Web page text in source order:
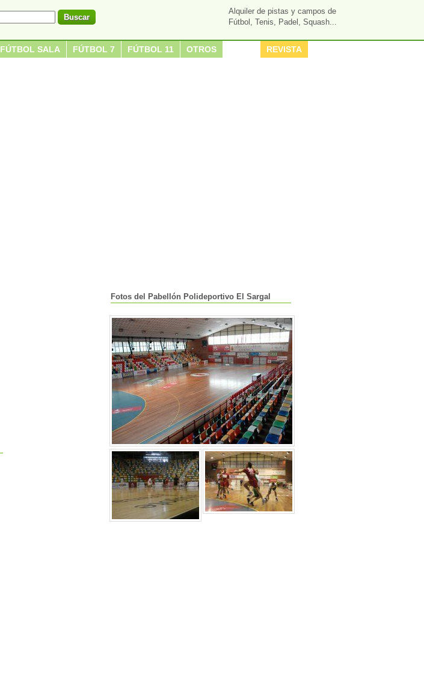
Alquiler de pistas y campos de
Fútbol, Tenis, Padel, Squash...
FÚTBOL SALA FÚTBOL 7 FÚTBOL 11 OTROS REVISTA
Fotos del Pabellón Polideportivo El Sargal